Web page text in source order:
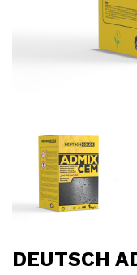
DEUTSCH